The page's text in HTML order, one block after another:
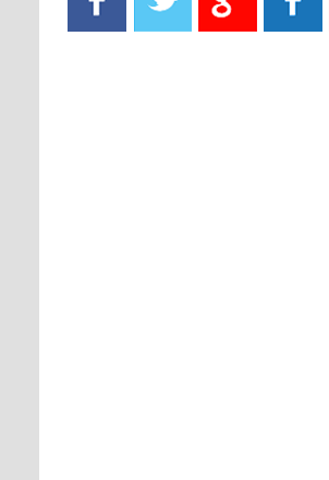
يوفيتش يعرض خدماته على الإنتير